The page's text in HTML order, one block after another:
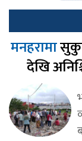
मनहरामा
देखि